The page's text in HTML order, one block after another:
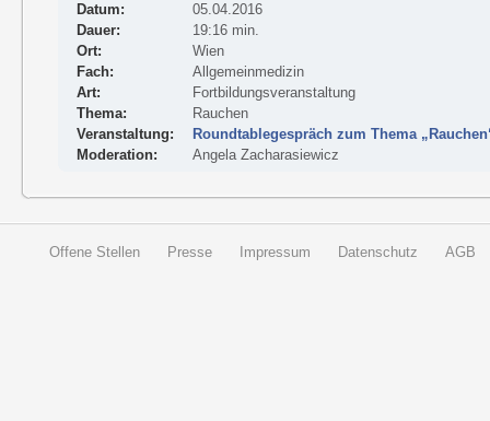
Datum:
05.04.2016
Dauer:
19:16 min.
Ort:
Wien
Fach:
Allgemeinmedizin
Art:
Fortbildungsveranstaltung
Thema:
Rauchen
Veranstaltung:
Roundtablegespräch zum Thema
Moderation:
Angela Zacharasiewicz
Offene Stellen Presse Impressum Datenschutz AGB